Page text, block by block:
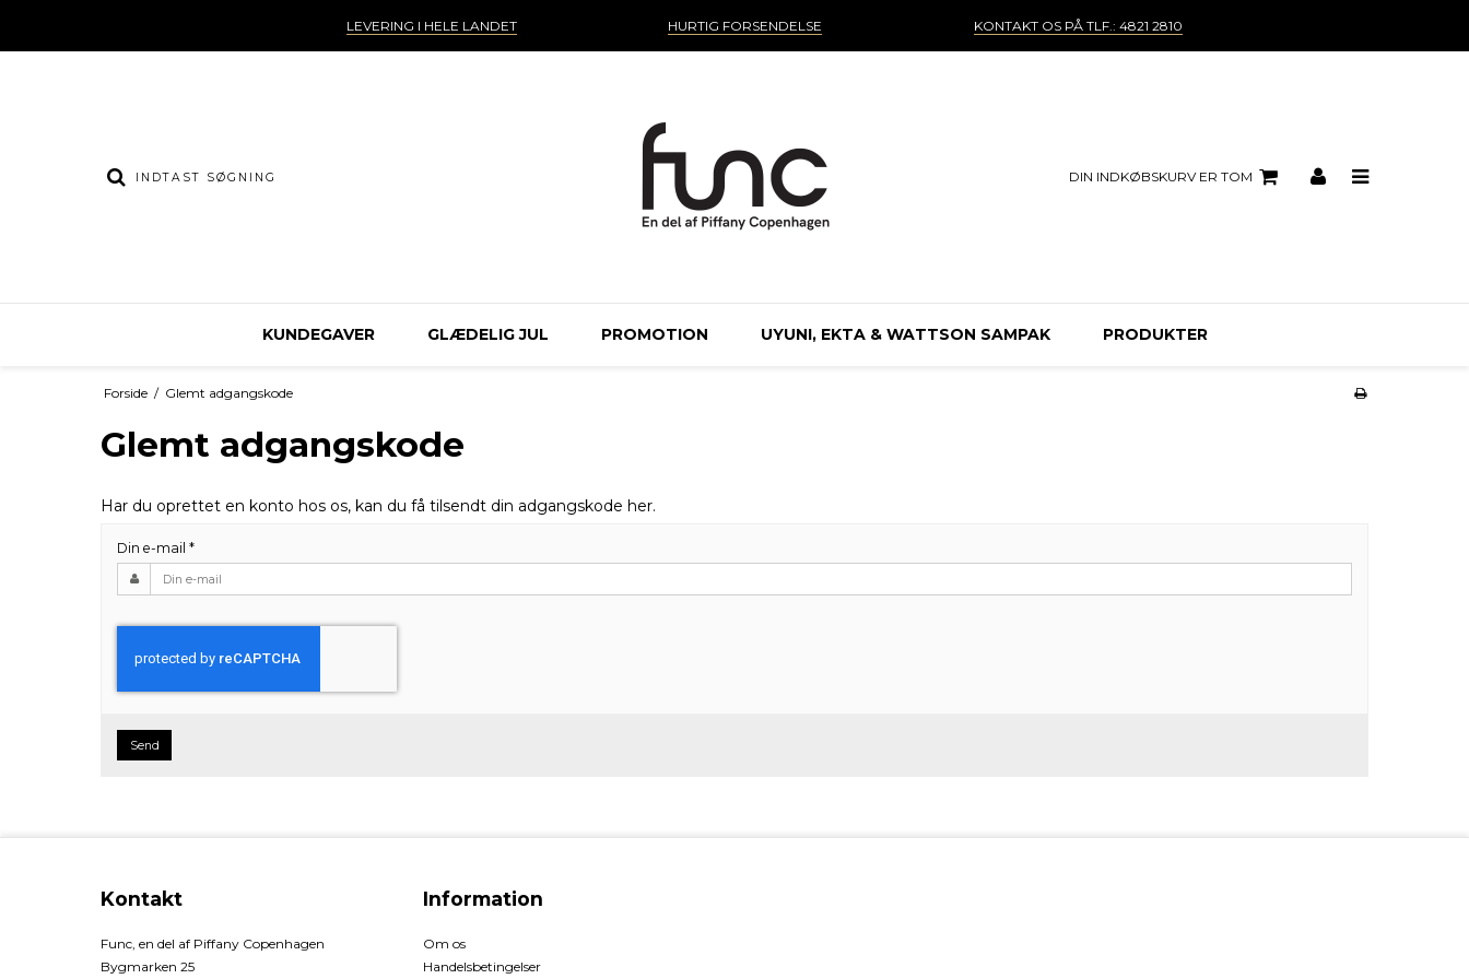
LEVERING I HELE LANDET HURTIG FORSENDELSE KONTAKT OS PÅ TLF.: 4821 2810
DIN INDKØBSKURV ER TOM
KUNDEGAVER GLÆDELIG JUL PROMOTION UYUNI, EKTA & WATTSON SAMPAK PRODUKTER
Forside / Glemt adgangskode
Glemt adgangskode
Har du oprettet en konto hos os, kan du få tilsendt din adgangskode her.
Din e-mail *
Send
Kontakt
Func, en del af Piffany Copenhagen
Bygmarken 25
Information
Om os
Handelsbetingelser